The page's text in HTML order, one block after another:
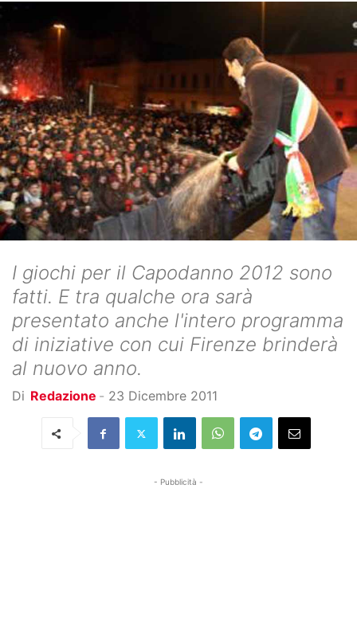
I giochi per il Capodanno 2012 sono
fatti. E tra qualche ora sarà
presentato anche l'intero programma
di iniziative con cui Firenze brinderà
al nuovo anno.
Di Redazione - 23 Dicembre 2011
- Pubblicità -